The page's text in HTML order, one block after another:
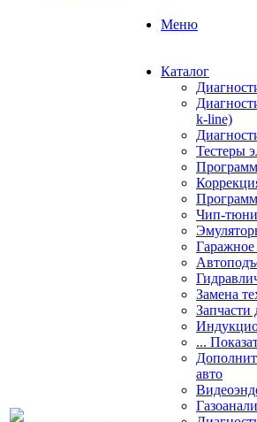
Меню
Каталог
k-line)
Тестеры
Чип-
Гаражное
Замена
Запчасти
...
авто